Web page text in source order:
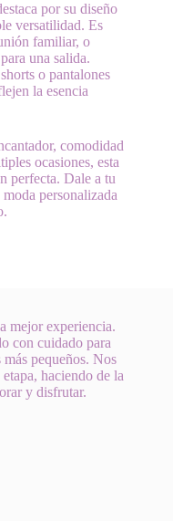
por su diseño
versatilidad. Es
familiar, o
una salida.
o pantalones
la esencia
comodidad
ocasiones, esta
perfecta. Dale a tu
personalizada
mejor experiencia.
con cuidado para
pequeños. Nos
haciendo de la
y disfrutar.